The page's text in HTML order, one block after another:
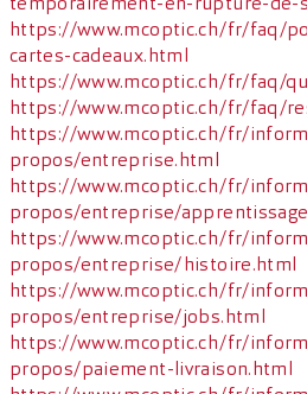
https://www.mcoptic.ch/fr/faq/
cartes-cadeaux.html
https://www.mcoptic.ch/fr/faq/
https://www.mcoptic.ch/fr/faq/
https://www.mcoptic.ch/fr/
propos/entreprise.html
https://www.mcoptic.ch/fr/
propos/entreprise/
https://www.mcoptic.ch/fr/
propos/entreprise/histoire.html
https://www.mcoptic.ch/fr/
propos/entreprise/jobs.html
https://www.mcoptic.ch/fr/
propos/paiement-livraison.html